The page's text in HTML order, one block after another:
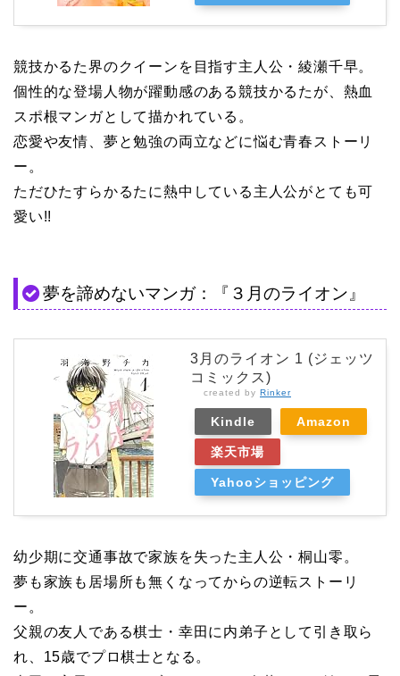
競技かるた界のクイーンを目指す主人公・綾瀬千早。
個性的な登場人物が躍動感のある競技かるたが、熱血
スポ根マンガとして描かれている。
恋愛や友情、夢と勉強の両立などに悩む青春ストーリ
ー。
ただひたすらかるたに熱中している主人公がとても可
愛い!!
夢を諦めないマンガ：『３月のライオン』
3月のライオン 1 (ジェッツ
コミックス)
created by Rinker
Kindle Amazon
楽天市場
Yahooショッピング
幼少期に交通事故で家族を失った主人公・桐山零。
夢も家族も居場所も無くなってからの逆転ストーリ
ー。
父親の友人である棋士・幸田に内弟子として引き取ら
れ、15歳でプロ棋士となる。